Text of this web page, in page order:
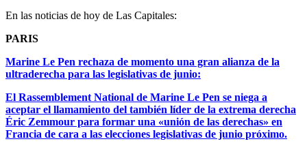
En las noticias de hoy de Las Capitales:
PARIS
Marine Le Pen rechaza de momento una gran alianza de la
ultraderecha para las legislativas de junio:
El Rassemblement National de Marine Le Pen se niega a
aceptar el llamamiento del también líder de la extrema derecha
Éric Zemmour para formar una «unión de las derechas» en
Francia de cara a las elecciones legislativas de junio próximo.